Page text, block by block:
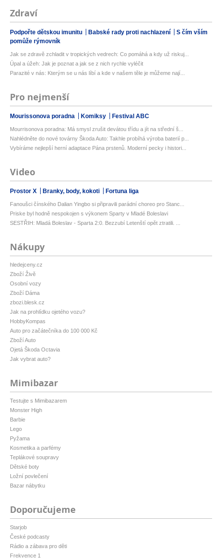
Zdraví
Podpořte dětskou imunitu Babské rady proti nachlazení
S čím vším
pomůže rýmovník
Jak se zdravě zchladit v tropických vedrech: Co pomáhá a kdy už riskuj...
Úpal a úžeh: Jak je poznat a jak se z nich rychle vyléčit
Parazité v nás: Kterým se u nás líbí a kde v našem těle je můžeme nají...
Pro nejmenší
Mourissonova poradna Komiksy Festival ABC
Mourrisonova poradna: Má smysl zrušit devátou třídu a jít na střední š...
Nahlédněte do nové továrny Škoda Auto: Takhle probíhá výroba baterií p...
Vybíráme nejlepší herní adaptace Pána prstenů. Moderní pecky i histori...
Video
Prostor X Branky, body, kokoti Fortuna liga
Fanoušci čínského Dalian Yingbo si připravili parádní choreo pro Stanc...
Priske byl hodně nespokojen s výkonem Sparty v Mladé Boleslavi
SESTŘIH: Mladá Boleslav - Sparta 2:0. Bezzubí Letenští opět ztratili. ...
Nákupy
hledejceny.cz
Zboží Živě
Osobní vozy
Zboží Dáma
zbozi.blesk.cz
Jak na prohlídku ojetého vozu?
HobbyKompas
Auto pro začátečníka do 100 000 Kč
Zboží Auto
Ojetá Škoda Octavia
Jak vybrat auto?
Mimibazar
Testujte s Mimibazarem
Monster High
Barbie
Lego
Pyžama
Kosmetika a parfémy
Teplákové soupravy
Dětské boty
Ložní povlečení
Bazar nábytku
Doporučujeme
Starjob
České podcasty
Rádio a zábava pro děti
Frekvence 1